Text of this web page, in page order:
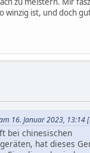
winzig ist, und doch
16. Januar 2023, 13:14
bei chinesischen
hat dieses